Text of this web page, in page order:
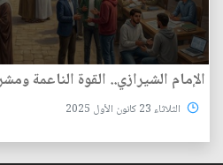
الإمام الشيرازي.. القوة الناعمة
الثلاثاء 23 كانون الأول 2025